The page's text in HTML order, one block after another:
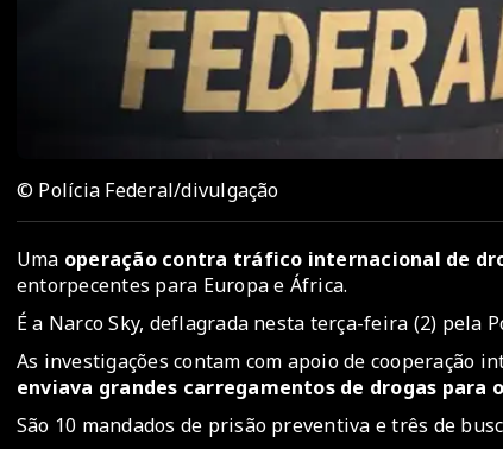
© Polícia Federal/divulgação
Uma operação contra tráfico internacional de
entorpecentes para Europa e África.
É a Narco Sky, deflagrada nesta terça-feira (2) pela
As investigações contam com apoio de cooperação
enviava grandes carregamentos de drogas
São 10 mandados de prisão preventiva e três de